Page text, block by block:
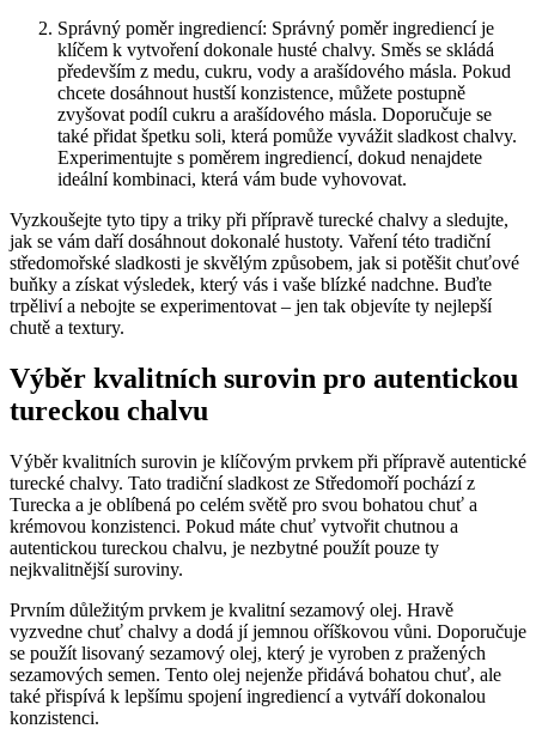
Správný poměr ingrediencí: Správný poměr ingrediencí je
klíčem k vytvoření dokonale husté chalvy. Směs se skládá
především z medu, cukru, vody a arašídového másla. Pokud
chcete dosáhnout hustší konzistence, můžete postupně
zvyšovat podíl cukru a arašídového másla. Doporučuje se
také přidat špetku soli, která pomůže vyvážit sladkost chalvy.
Experimentujte s poměrem ingrediencí, dokud nenajdete
ideální kombinaci, která vám bude vyhovovat.
Vyzkoušejte tyto tipy a triky při přípravě turecké chalvy a sledujte,
jak se vám daří dosáhnout dokonalé hustoty. Vaření této tradiční
středomořské sladkosti je skvělým způsobem, jak si potěšit chuťové
buňky a získat výsledek, který vás i vaše blízké nadchne. Buďte
trpěliví a nebojte se experimentovat – jen tak objevíte ty nejlepší
chutě a textury.
Výběr kvalitních surovin pro autentickou
tureckou chalvu
Výběr kvalitních surovin je klíčovým prvkem při přípravě autentické
turecké chalvy. Tato tradiční sladkost ze Středomoří pochází z
Turecka a je oblíbená po celém světě pro svou bohatou chuť a
krémovou konzistenci. Pokud máte chuť vytvořit chutnou a
autentickou tureckou chalvu, je nezbytné použít pouze ty
nejkvalitnější suroviny.
Prvním důležitým prvkem je kvalitní sezamový olej. Hravě
vyzvedne chuť chalvy a dodá jí jemnou oříškovou vůni. Doporučuje
se použít lisovaný sezamový olej, který je vyroben z pražených
sezamových semen. Tento olej nejenže přidává bohatou chuť, ale
také přispívá k lepšímu spojení ingrediencí a vytváří dokonalou
konzistenci.